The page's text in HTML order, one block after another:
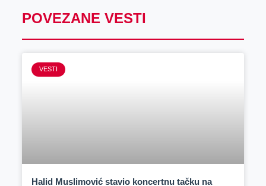
POVEZANE VESTI
VESTI
Halid Muslimović stavio koncertnu tačku na